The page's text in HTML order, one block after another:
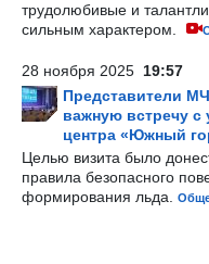
трудолюбивые и
сильным характером.
28 ноября 2025 19:57
Представители
важную встречу с
центра «Южный
Целью визита было
правила безопасного
формирования льда.